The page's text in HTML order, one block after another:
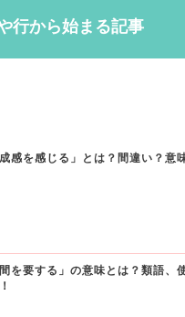
行から始まる記事
成感を感じる」とは？間違い？意
間を要する」の意味とは？類語、